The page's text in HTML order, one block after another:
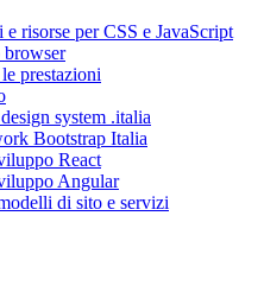
risorse per CSS e JavaScript
browser
prestazioni
system .italia
Bootstrap Italia
React
Angular
di sito e servizi